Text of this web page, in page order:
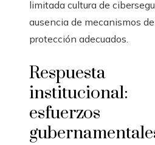
limitada cultura de
ausencia de mecanismos de
protección adecuados.
Respuesta
institucional:
esfuerzos